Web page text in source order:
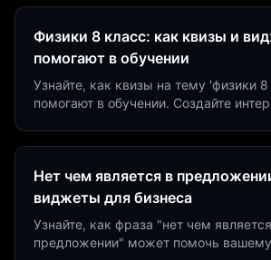
Физики 8 класс: как квизы и
помогают в обучении
Узнайте, как квизы на тему 'физики 8
помогают в обучении. Создайте
Нет чем является в
виджеты для бизнеса
Узнайте, как фраза "нет чем
предложении" может помочь вашему